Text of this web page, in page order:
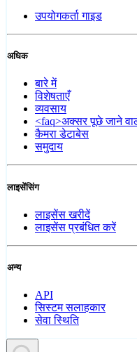
उपयोगकर्ता गाइड
अधिक
बारे में
विशेषताएँ
व्यवसाय
<faq>अक्सर पूछे जाने
कैमरा डेटाबेस
समुदाय
लाइसेंसिंग
लाइसेंस खरीदें
लाइसेंस प्रबंधित करें
अन्य
API
सिस्टम सलाहकार
सेवा स्थिति